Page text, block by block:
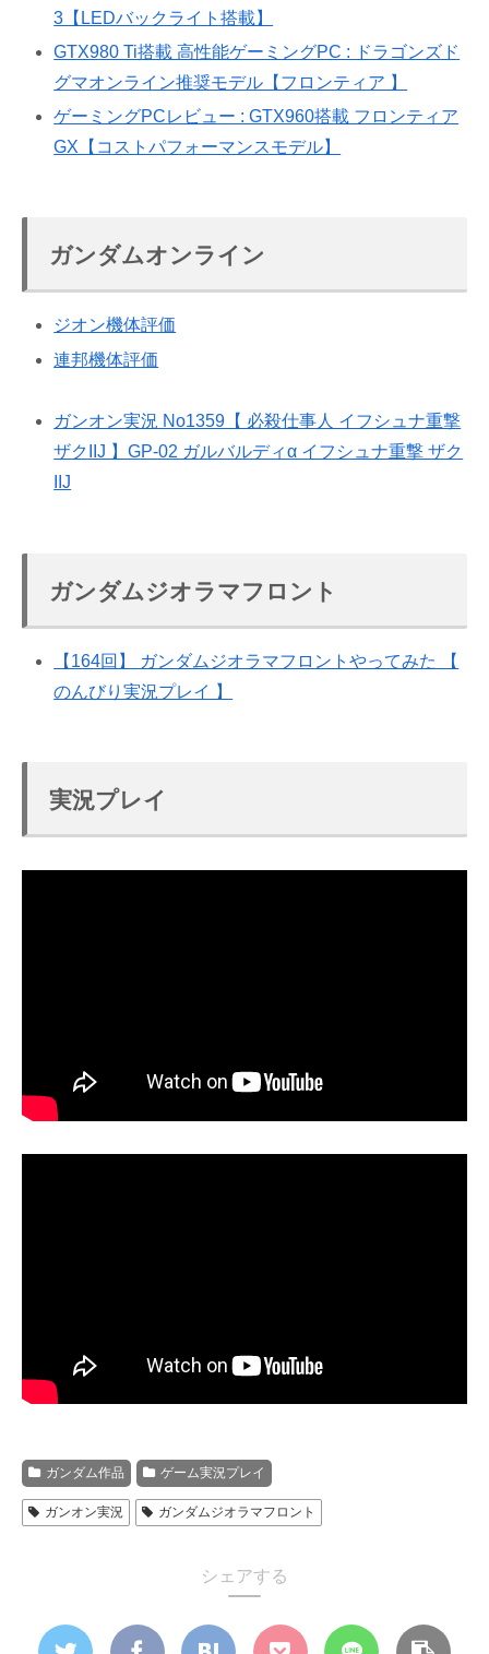
3【LEDバックライト搭載】
GTX980 Ti搭載 高性能ゲーミングPC : ドラゴンズド
グマオンライン推奨モデル【フロンティア 】
ゲーミングPCレビュー : GTX960搭載 フロンティア
GX【コストパフォーマンスモデル】
ガンダムオンライン
ジオン機体評価
連邦機体評価
ガンオン実況 No1359【 必殺仕事人 イフシュナ重撃
ザクIIJ 】GP-02 ガルバルディα イフシュナ重撃 ザク
IIJ
ガンダムジオラマフロント
【164回】 ガンダムジオラマフロントやってみた 【
のんびり実況プレイ 】
実況プレイ
ガンダム作品 ゲーム実況プレイ
ガンオン実況 ガンダムジオラマフロント
シェアする